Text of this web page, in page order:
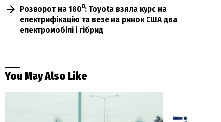
Розворот на 180⁰: Toyota взяла курс на
електрифікацію та везе на ринок США два
електромобілі і гібрид
You May Also Like